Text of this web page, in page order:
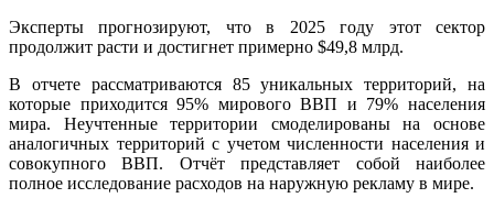
Эксперты прогнозируют, что в 2025 году этот сектор
продолжит расти и достигнет примерно $49,8 млрд.
В отчете рассматриваются 85 уникальных территорий, на
которые приходится 95% мирового ВВП и 79% населения
мира. Неучтенные территории смоделированы на основе
аналогичных территорий с учетом численности населения и
совокупного ВВП. Отчёт представляет собой наиболее
полное исследование расходов на наружную рекламу в мире.